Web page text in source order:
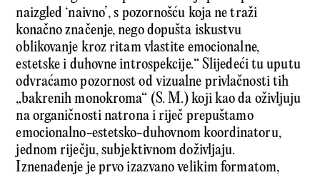
naizgled ‘naivno’, s pozornošću koja ne traži
konačno značenje, nego dopušta iskustvu
oblikovanje kroz ritam vlastite emocionalne,
estetske i duhovne introspekcije.“ Slijedeći tu uputu
odvraćamo pozornost od vizualne privlačnosti tih
„bakrenih monokroma“ (S. M.) koji kao da oživljuju
na organičnosti natrona i riječ prepuštamo
emocionalno-estetsko-duhovnom koordinatoru,
jednom riječju, subjektivnom doživljaju.
Iznenađenje je prvo izazvano velikim formatom,